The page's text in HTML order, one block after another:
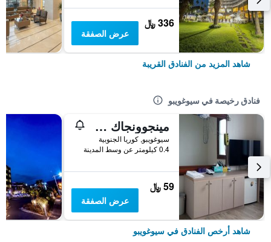
336 ﷼
عرض الصفقة
شاهد المزيد من الفنادق القريبة
فنادق رخيصة في سيوغويبو
مينجوونجاك جيستهاوس
سيوغويبو, كوريا الجنوبية
0.4 كيلومتر عن وسط المدينة
59 ﷼
عرض الصفقة
شاهد أرخص الفنادق في سيوغويبو